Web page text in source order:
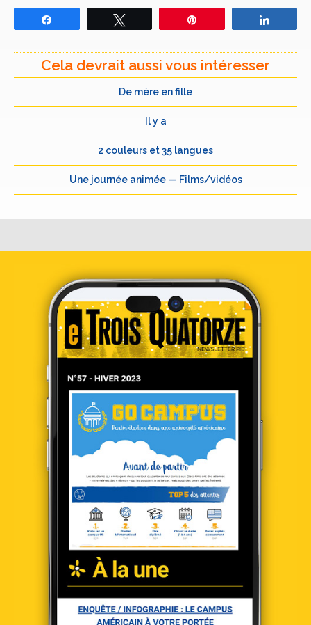
Cela devrait aussi vous intéresser
De mère en fille
Il y a
2 couleurs et 35 langues
Une journée animée — Films/vidéos